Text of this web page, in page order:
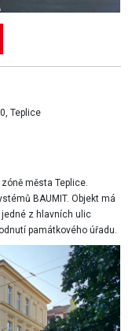
Teplice
města Teplice.
BAUMIT. Objekt má
z hlavních ulic
památkového úřadu.